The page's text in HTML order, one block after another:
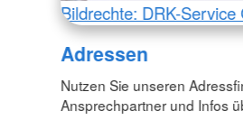
Bildrechte: DRK-
Adressen
Nutzen Sie unseren
Ansprechpartner und Infos